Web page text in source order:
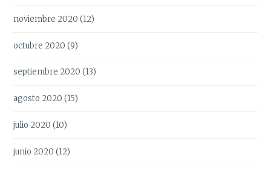
noviembre 2020 (12)
octubre 2020 (9)
septiembre 2020 (13)
agosto 2020 (15)
julio 2020 (10)
junio 2020 (12)